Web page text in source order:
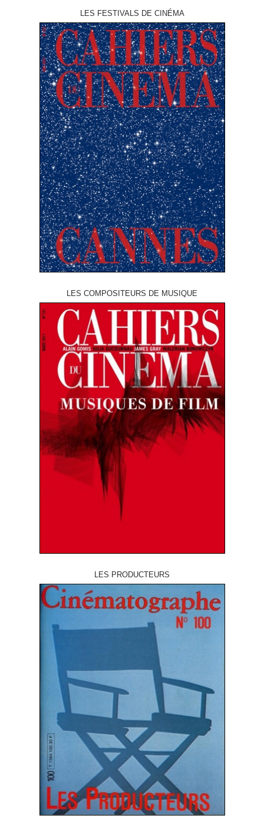
LES FESTIVALS DE CINÉMA
LES COMPOSITEURS DE MUSIQUE
LES PRODUCTEURS